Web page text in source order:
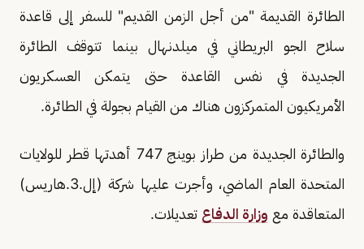
الطائرة القديمة "من أجل الزمن القديم" للسفر إلى قاعدة
سلاح الجو البريطاني في ميلدنهال بينما تتوقف الطائرة
الجديدة في نفس القاعدة حتى يتمكن العسكريون
الأمريكيون المتمركزون هناك من القيام بجولة في الطائرة.
والطائرة الجديدة من طراز بوينج 747 أهدتها قطر للولايات
المتحدة العام الماضي، وأجرت عليها شركة (إل.3.هاريس)
المتعاقدة مع وزارة الدفاع تعديلات.